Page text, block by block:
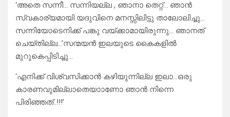
‘അതെ സന്നീ… സന്നിയല്ല , ഞാനാ തെറ്റ്… ഞാൻ
സ്വകാര്യമായി യദുവിനെ മനസ്സിലിട്ടു താലോലിച്ചു…
സന്നിയോടെനിക്ക് പങ്കു വയ്ക്കാമായിരുന്നു… ഞാനത്
ചെയ്തില്ല…’സന്മയൻ ഇലയുടെ കൈകളിൽ
മുറുകെപ്പിടിച്ചു…
‘എനിക്ക് വിശ്വസിക്കാൻ കഴിയുന്നില്ല ഇലാ…ഒരു
കാരണവുമില്ലാതെയാാണോ ഞാൻ നിന്നെ
പിരിഞ്ഞത്..!!!’